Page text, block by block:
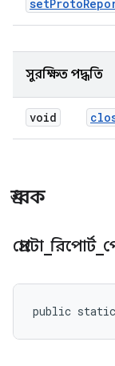
setProto
সুরক্ষিত পদ্ধতি
void
ধ্রুবক
প্রোটো_রিপোর্ট_
public static